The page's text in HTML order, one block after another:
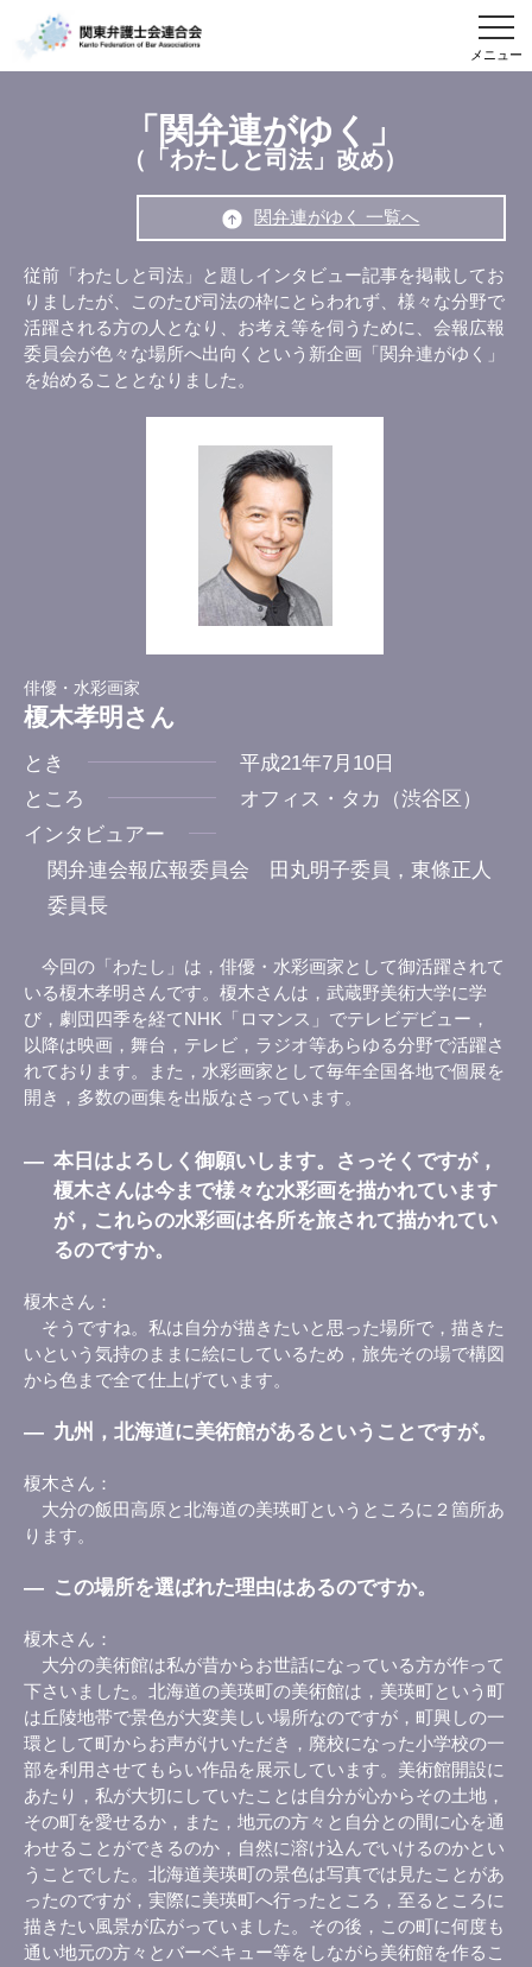
メニュー
「関弁連がゆく」
（「わたしと司法」改め）
関弁連がゆく 一覧へ
従前「わたしと司法」と題しインタビュー記事を掲載してお
りましたが、このたび司法の枠にとらわれず、様々な分野で
活躍される方の人となり、お考え等を伺うために、会報広報
委員会が色々な場所へ出向くという新企画「関弁連がゆく」
を始めることとなりました。
俳優・水彩画家
榎木孝明さん
とき
平成21年7月10日
ところ
オフィス・タカ（渋谷区）
インタビュアー
関弁連会報広報委員会 田丸明子委員，東條正人
委員長
今回の「わたし」は，俳優・水彩画家として御活躍されて
いる榎木孝明さんです。榎木さんは，武蔵野美術大学に学
び，劇団四季を経てNHK「ロマンス」でテレビデビュー，
以降は映画，舞台，テレビ，ラジオ等あらゆる分野で活躍さ
れております。また，水彩画家として毎年全国各地で個展を
開き，多数の画集を出版なさっています。
― 本日はよろしく御願いします。さっそくですが，
榎木さんは今まで様々な水彩画を描かれています
が，これらの水彩画は各所を旅されて描かれてい
るのですか。
榎木さん
そうですね。私は自分が描きたいと思った場所で，描きた
いという気持のままに絵にしているため，旅先その場で構図
から色まで全て仕上げています。
― 九州，北海道に美術館があるということですが。
榎木さん
大分の飯田高原と北海道の美瑛町というところに２箇所あ
ります。
― この場所を選ばれた理由はあるのですか。
榎木さん
大分の美術館は私が昔からお世話になっている方が作って
下さいました。北海道の美瑛町の美術館は，美瑛町という町
は丘陵地帯で景色が大変美しい場所なのですが，町興しの一
環として町からお声がけいただき，廃校になった小学校の一
部を利用させてもらい作品を展示しています。美術館開設に
あたり，私が大切にしていたことは自分が心からその土地，
その町を愛せるか，また，地元の方々と自分との間に心を通
わせることができるのか，自然に溶け込んでいけるのかとい
うことでした。北海道美瑛町の景色は写真では見たことがあ
ったのですが，実際に美瑛町へ行ったところ，至るところに
描きたい風景が広がっていました。その後，この町に何度も
通い地元の方々とバーベキュー等をしながら美術館を作るこ